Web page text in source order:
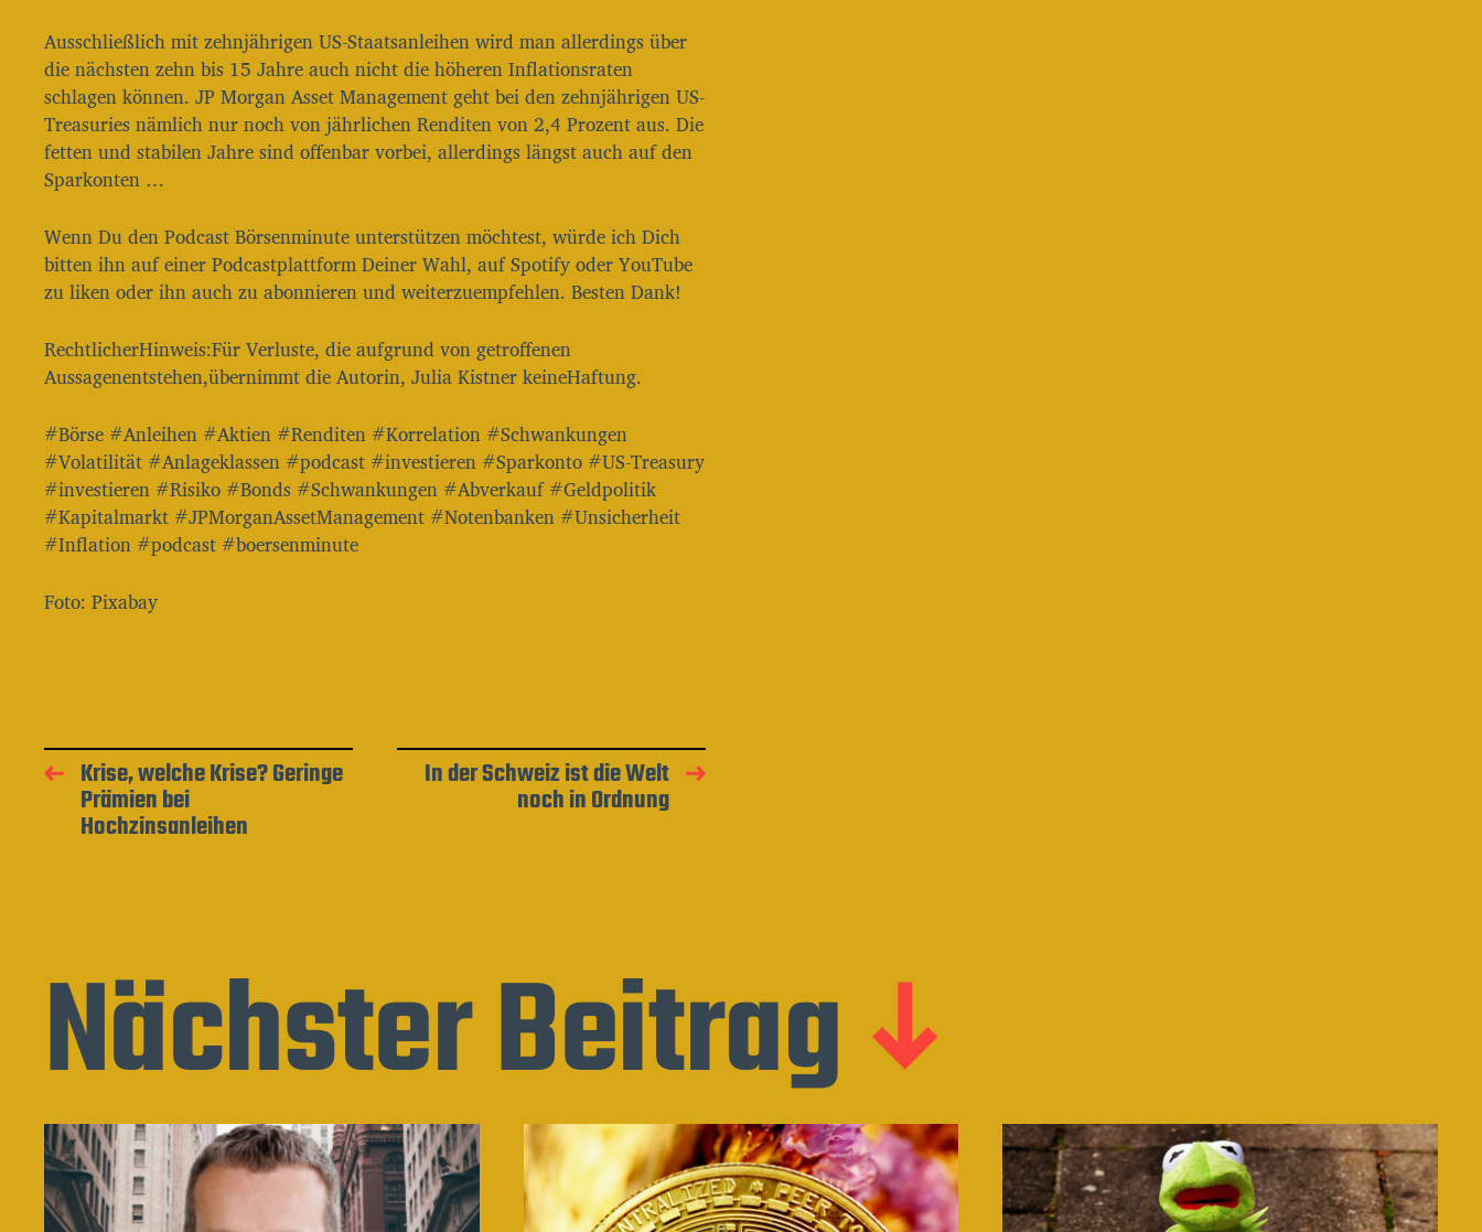
z
e
n
,
u
m
L
u
t
r
z
u
r
e
Ausschließlich mit zehnjährigen US-Staatsanleihen wird man allerdings über
die nächsten zehn bis 15 Jahre auch nicht die höheren Inflationsraten
schlagen können. JP Morgan Asset Management geht bei den zehnjährigen US-
Treasuries nämlich nur noch von jährlichen Renditen von 2,4 Prozent aus. Die
fetten und stabilen Jahre sind offenbar vorbei, allerdings längst auch auf den
Sparkonten …
Wenn Du den Podcast Börsenminute unterstützen möchtest, würde ich Dich
bitten ihn auf einer Podcastplattform Deiner Wahl, auf Spotify oder YouTube
zu liken oder ihn auch zu abonnieren und weiterzuempfehlen. Besten Dank!
RechtlicherHinweis:Für Verluste, die aufgrund von getroffenen
Aussagenentstehen,übernimmt die Autorin, Julia Kistner keineHaftung.
#Börse #Anleihen #Aktien #Renditen #Korrelation #Schwankungen
#Volatilität #Anlageklassen #podcast #investieren #Sparkonto #US-Treasury
#investieren #Risiko #Bonds #Schwankungen #Abverkauf #Geldpolitik
#Kapitalmarkt #JPMorganAssetManagement #Notenbanken #Unsicherheit
#Inflation #podcast #boersenminute
Foto: Pixabay
Krise, welche Krise? Geringe
Prämien bei
Hochzinsanleihen
In der Schweiz ist die Welt
noch in Ordnung
Nächster Beitrag